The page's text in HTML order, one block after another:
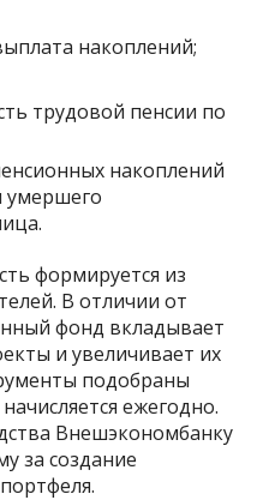
накоплений;
трудовой пенсии по
накоплений
умершего
формируется из
В отличии от
фонд вкладывает
и увеличивает их
подобраны
ежегодно.
Внешэкономбанку
за создание